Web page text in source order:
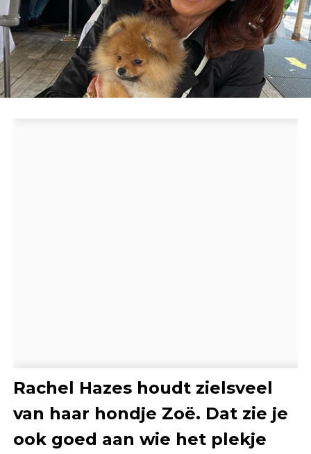
Rachel Hazes houdt zielsveel
van haar hondje Zoë. Dat zie je
ook goed aan wie het plekje